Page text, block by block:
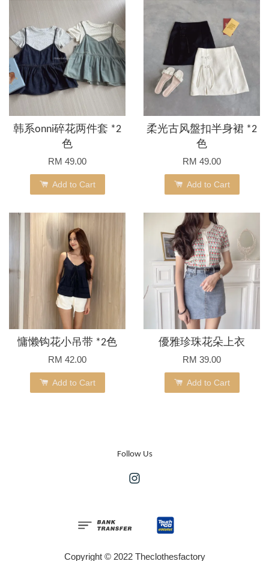
韩系onni碎花两件套 *2
色
RM 49.00
Add to Cart
柔光古风盤扣半身裙 *2
色
RM 49.00
Add to Cart
慵懒钩花小吊带 *2色
RM 42.00
Add to Cart
優雅珍珠花朵上衣
RM 39.00
Add to Cart
Follow Us
Copyright © 2022 Theclothesfactory